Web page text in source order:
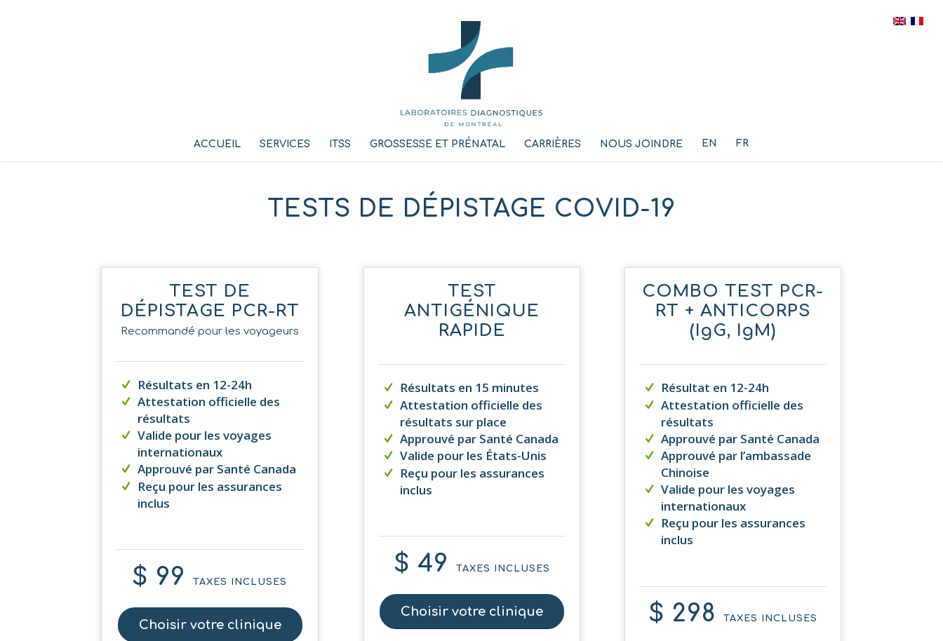
ACCUEIL SERVICES ITSS GROSSESSE ET PRÉNATAL CARRIÈRES NOUS JOINDRE EN FR
TESTS DE DÉPISTAGE COVID-19
TEST DE
DÉPISTAGE PCR-RT
Recommandé pour les voyageurs
Résultats en 12-24h
Attestation officielle des
résultats
Valide pour les voyages
internationaux
Approuvé par Santé Canada
Reçu pour les assurances
inclus
$ 99TAXES INCLUSES
Choisir votre clinique
TEST
ANTIGÉNIQUE
RAPIDE
Résultats en 15 minutes
Attestation officielle des
résultats sur place
Approuvé par Santé Canada
Valide pour les États-Unis
Reçu pour les assurances
inclus
$ 49 TAXES INCLUSES
Choisir votre clinique
COMBO TEST PCR-
RT + ANTICORPS
(IgG, IgM)
Résultat en 12-24h
Attestation officielle des
résultats
Approuvé par Santé Canada
Approuvé par l’ambassade
Chinoise
Valide pour les voyages
internationaux
Reçu pour les assurances
inclus
$ 298 TAXES INCLUSES